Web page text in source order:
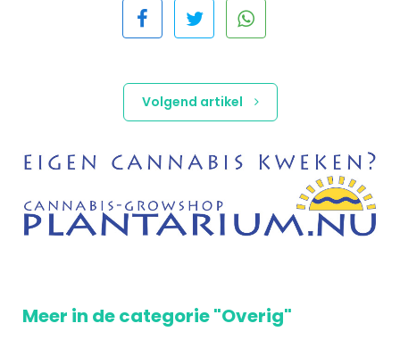
Volgend artikel
Meer in de categorie "Overig"